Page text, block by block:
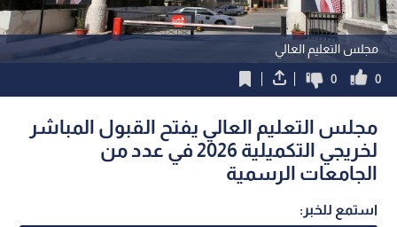
مجلس التعليم العالي
0
0
مجلس التعليم العالي يفتح القبول المباشر
لخريجي التكميلية 2026 في عدد من
الجامعات الرسمية
استمع للخبر: